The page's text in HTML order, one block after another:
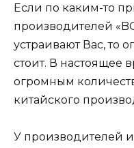
Если по каким-то
производителей
устраивают Вас, то
стоит. В настоящее
огромным
китайского
У производителей